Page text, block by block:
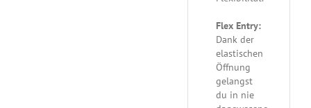
Flex Entry:
Dank der
elastischen
Öffnung
gelangst
du in nie